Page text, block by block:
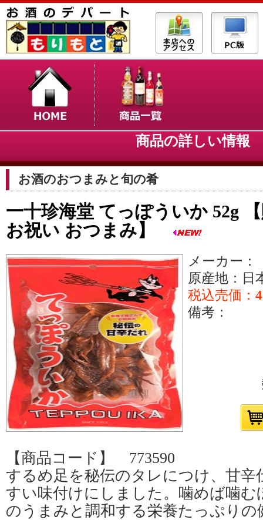
商品の詳しい情
お酒のおつまみと旬の肴
一十珍海堂 てっぽういか 52g
お祝い おつまみ】
メーカー：
原産地：日
税込売価：
備考：
【商品コード】 773590
するめ足を秘伝のタレにつけ、甘辛
すい味付けにしました。噛めば噛む
のうまみと調和する栄養たっぷりの